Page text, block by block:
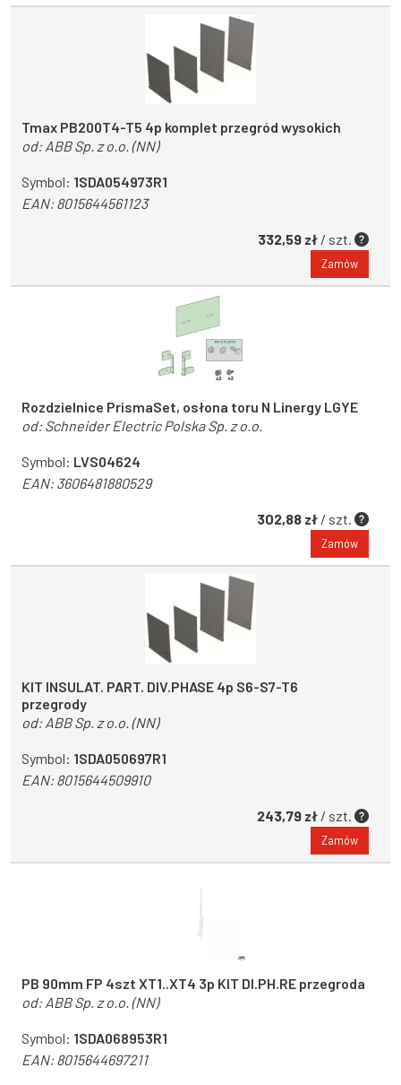
Tmax PB200T4-T5 4p komplet przegród wysokich
od: ABB Sp. z o.o. (NN)
Symbol: 1SDA054973R1
EAN:8015644561123
332,59 zł / szt.
Zamów
Rozdzielnice PrismaSet, osłona toru N Linergy LGYE
od:Schneider Electric Polska Sp. z o.o.
Symbol: LVS04624
EAN:3606481880529
302,88 zł / szt.
Zamów
KIT INSULAT. PART. DIV.PHASE 4p S6-S7-T6
przegrody
od: ABB Sp. z o.o. (NN)
Symbol: 1SDA050697R1
EAN:8015644509910
243,79 zł / szt.
Zamów
PB 90mm FP 4szt XT1..XT4 3p KIT DI.PH.RE przegroda
od: ABB Sp. z o.o. (NN)
Symbol: 1SDA068953R1
EAN:8015644697211